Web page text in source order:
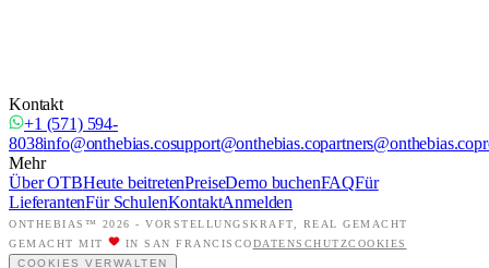
Kontakt
+1 (571) 594-
8038info@onthebias.cosupport@onthebias.copartners@onthebias.co
Mehr
Über OTBHeute beitretenPreiseDemo buchenFAQFür
LieferantenFür SchulenKontaktAnmelden
ONTHEBIAS™ 2026 - VORSTELLUNGSKRAFT, REAL GEMACHT
GEMACHT MIT
IN SAN FRANCISCODATENSCHUTZCOOKIES
COOKIES VERWALTEN